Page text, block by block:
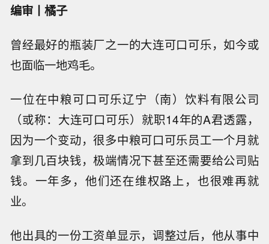
编审丨橘子
曾经最好的瓶装厂之一的大连可口可乐，如今或
也面临一地鸡毛。
一位在中粮可口可乐辽宁（南）饮料有限公司
（或称：大连可口可乐）就职14年的A君透露，
因为一个变动，很多中粮可口可乐员工一个月就
拿到几百块钱，极端情况下甚至还需要给公司贴
钱。一年多，他们还在维权路上，也很难再就
业。
他出具的一份工资单显示，调整过后，他从事中